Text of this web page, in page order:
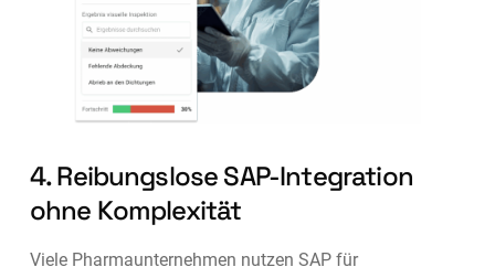
4. Reibungslose SAP-Integration
ohne Komplexität
Viele Pharmaunternehmen nutzen SAP für